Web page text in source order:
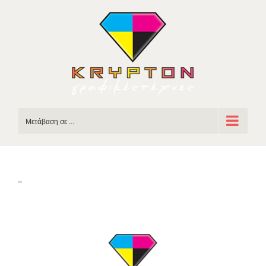
Μετάβαση σε ...
–